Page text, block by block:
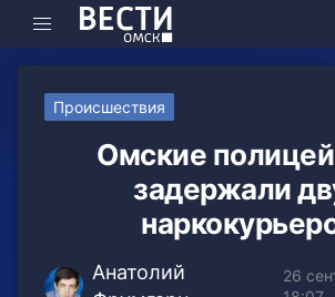
Происшествия
Омские
задержали
Анатолий
26